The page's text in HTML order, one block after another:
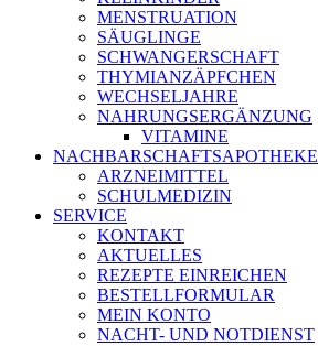
MENSTRUATION
SÄUGLINGE
SCHWANGERSCHAFT
THYMIANZÄPFCHEN
WECHSELJAHRE
NAHRUNGSERGÄNZUNG
VITAMINE
NACHBARSCHAFTSAPOTHEKE
ARZNEIMITTEL
SCHULMEDIZIN
SERVICE
KONTAKT
AKTUELLES
REZEPTE EINREICHEN
BESTELLFORMULAR
MEIN KONTO
NACHT- UND NOTDIENST